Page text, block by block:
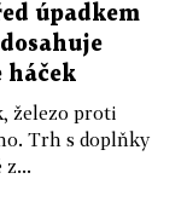
úpadkem
háček
železo proti
Trh s doplňky
z...